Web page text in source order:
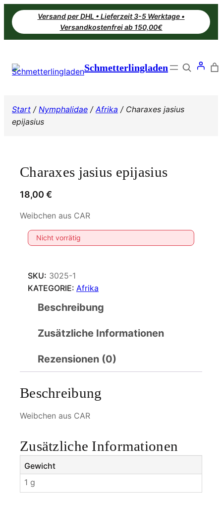
Zum
Inhalt
springen
Versand per DHL • Lieferzeit 3-5 Werktage •
Versandkostenfrei ab 150,00€
Schmetterlingladen Search
Start / Nymphalidae /Afrika / Charaxes jasius
epijasius
Charaxes jasius epijasius
18,00 €
Weibchen aus CAR
Nicht vorrätig
SKU: 3025-1
KATEGORIE: Afrika
Beschreibung
Zusätzliche Informationen
Rezensionen (0)
Beschreibung
Weibchen aus CAR
Zusätzliche Informationen
Gewicht
1 g